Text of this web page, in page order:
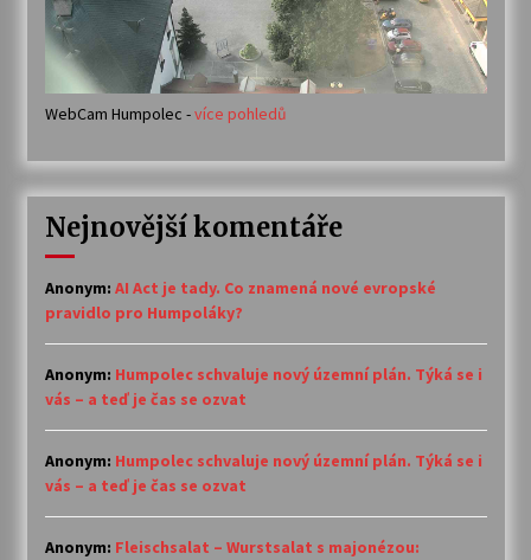
WebCam Humpolec -více pohledů
Nejnovější komentáře
Anonym: AI Act je tady. Co znamená nové evropské
pravidlo pro Humpoláky?
Anonym: Humpolec schvaluje nový územní plán. Týká se i
vás – a teď je čas se ozvat
Anonym: Humpolec schvaluje nový územní plán. Týká se i
vás – a teď je čas se ozvat
Anonym: Fleischsalat – Wurstsalat s majonézou: